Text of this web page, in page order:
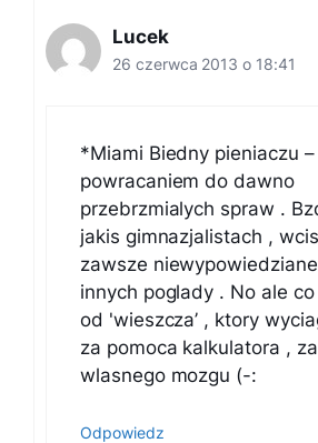
Lucek
26 czerwca 2013 o 18:41
*Miami Biedny pieniaczu
powracaniem do dawno
przebrzmialych spraw .
jakis gimnazjalistach ,
zawsze
innych poglady . No ale
od 'wieszcza’ , ktory
za pomoca kalkulatora ,
wlasnego mozgu (-:
Odpowiedz